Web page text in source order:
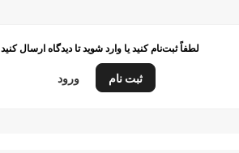
لطفاً ثبت‌نام کنید یا وارد شوید تا دیدگاه ارسال کنید
ثبت نام ورود